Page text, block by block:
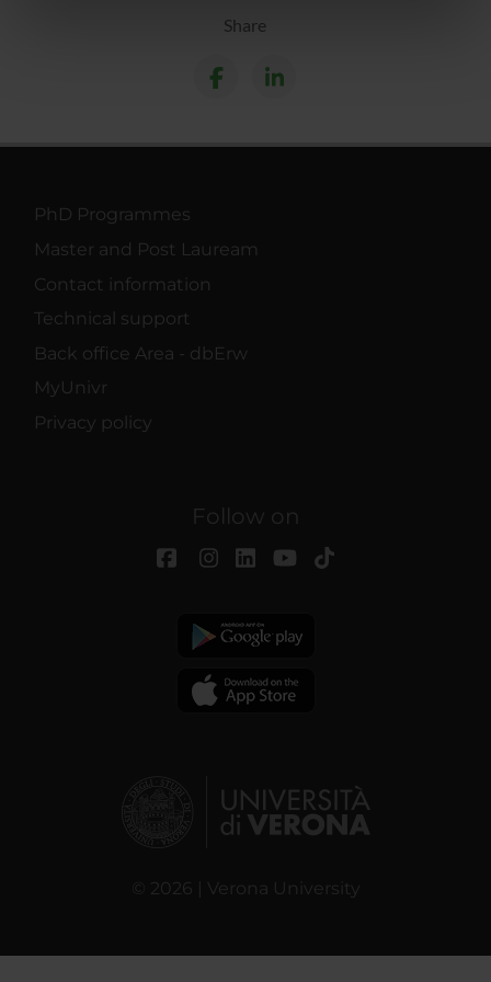
nostri partner che si occupano di analisi dei dati web,
con altre informazioni che hai fornito loro o che hanno
Share
PhD Programmes
Master and Post Lauream
Contact information
Technical support
Back office Area - dbErw
MyUnivr
Privacy policy
Follow on
© 2026 | Verona University